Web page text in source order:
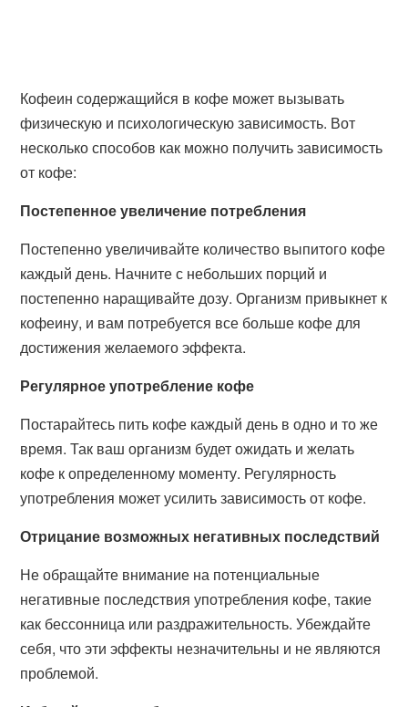
Кофеин содержащийся в кофе может вызывать
физическую и психологическую зависимость. Вот
несколько способов как можно получить зависимость
от кофе:
Постепенное увеличение потребления
Постепенно увеличивайте количество выпитого кофе
каждый день. Начните с небольших порций и
постепенно наращивайте дозу. Организм привыкнет к
кофеину, и вам потребуется все больше кофе для
достижения желаемого эффекта.
Регулярное употребление кофе
Постарайтесь пить кофе каждый день в одно и то же
время. Так ваш организм будет ожидать и желать
кофе к определенному моменту. Регулярность
употребления может усилить зависимость от кофе.
Отрицание возможных негативных последствий
Не обращайте внимание на потенциальные
негативные последствия употребления кофе, такие
как бессонница или раздражительность. Убеждайте
себя, что эти эффекты незначительны и не являются
проблемой.